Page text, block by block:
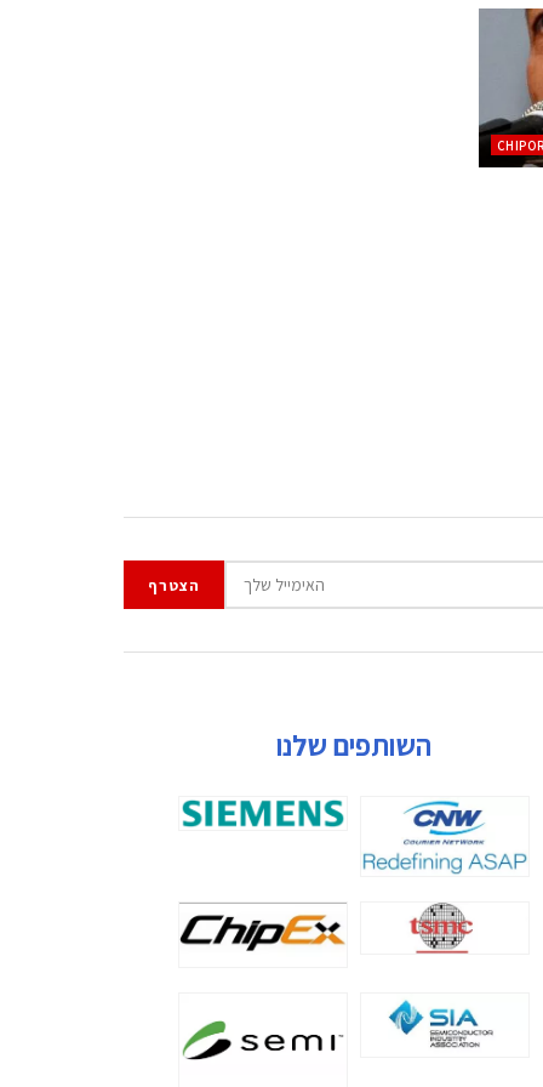
השותפים שלנו